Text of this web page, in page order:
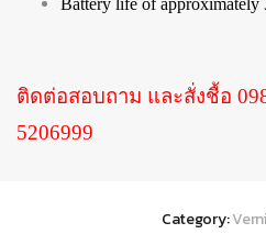
Battery life of approximately
ติดต่อสอบถาม และสั่งชื้อ
5206999
Category: